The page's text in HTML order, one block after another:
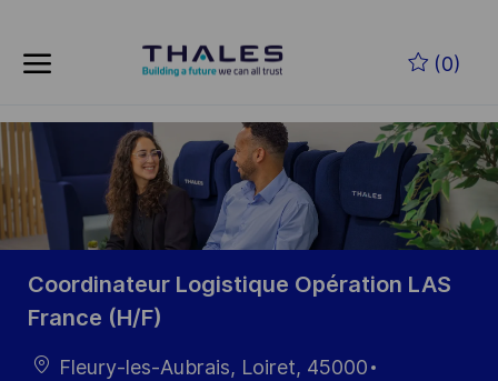
(0)
-
Coordinateur Logistique Opération LAS
France (H/F)
Ort
Fleury-les-Aubrais, Loiret, 45000